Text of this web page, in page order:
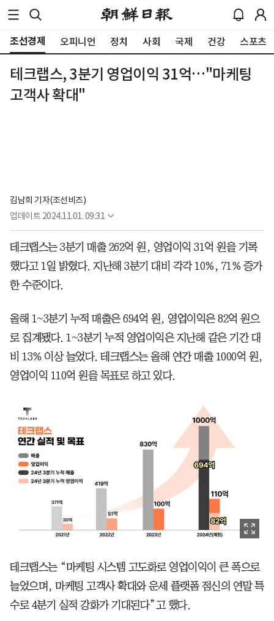
조선경제 오피니언 정치 사회 국제 건강 스포츠
테크랩스, 3분기 영업이익 31억…"마케팅
고객사 확대"
김남희 기자(조선비즈)
업데이트 2024.11.01. 09:31
테크랩스는 3분기 매출 262억 원, 영업이익 31억 원을 기록
했다고 1일 밝혔다. 지난해 3분기 대비 각각 10%, 71% 증가
한 수준이다.
올해 1~3분기 누적 매출은 694억 원, 영업이익은 82억 원으
로 집계됐다. 1~3분기 누적 영업이익은 지난해 같은 기간 대
비 13% 이상 늘었다. 테크랩스는 올해 연간 매출 1000억 원,
영업이익 110억 원을 목표로 하고 있다.
테크랩스는 “마케팅 시스템 고도화로 영업이익이 큰 폭으로
늘었으며, 마케팅 고객사 확대와 운세 플랫폼 점신의 연말 특
수로 4분기 실적 강화가 기대된다”고 했다.